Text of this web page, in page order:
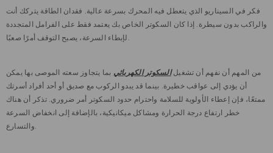
فكر في السيناريو الذي يتعطل فيه المحرك بسرعة عالية. فقدان الطاقة يتركك أنت
والراكب بدون سيطرة. إذا كان السكوتر الخاص بك يعتمد فقط على الفرامل المتجددة
لإبطاء السرعة، يصبح التوقف أمرًا صعبًا.
من المهم أن نفهم أن تشغيلالسكوتر الكهربائي بما يتجاوز سعته الموصى بها يمكن
أن يؤدي إلى عواقب خطيرة. بينما قد يبدو الركوب مع صديق أو أحد أفراد أسرتك
ممتعًا، فإن إعطاء الأولوية للسلامة واحترام حدود السكوتر أمر ضروري. تذكر أن هناك
خطر ارتفاع درجة الحرارة ومشاكل ميكانيكية، بالإضافة إلى انخفاض السرعة
والتسارع.